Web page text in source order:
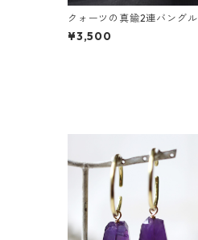
クォーツの真鍮2連バングル
¥3,500